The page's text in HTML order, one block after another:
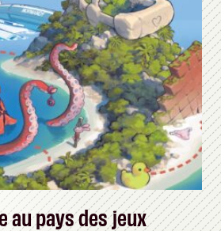
au pays des jeux